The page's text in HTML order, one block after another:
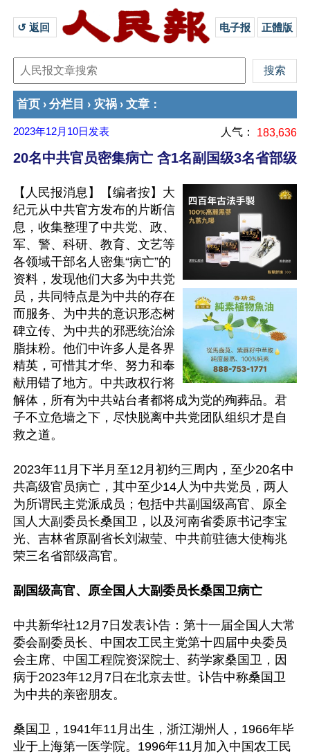
↺ 返回 电子报 正體版
首页 › 分栏目 › 灾祸 › 文章 ：
2023年12月10日 发表 人气： 183,636
20名中共官员密集病亡 含1名副国级3名省部级
【人民报消息】【编者按】大
纪元从中共官方发布的片断信
息，收集整理了中共党、政、
军、警、科研、教育、文艺等
各领域干部名人密集“病亡”的
资料，发现他们大多为中共党
员，共同特点是为中共的存在
而服务、为中共的意识形态树
碑立传、为中共的邪恶统治涂
脂抹粉。他们中许多人是各界
精英，可惜其才华、努力和奉
献用错了地方。中共政权行将
解体，所有为中共站台者都将成为党的殉葬品。君
子不立危墙之下，尽快脱离中共党团队组织才是自
救之道。
2023年11月下半月至12月初约三周内，至少20名中
共高级官员病亡，其中至少14人为中共党员，两人
为所谓民主党派成员；包括中共副国级高官、原全
国人大副委员长桑国卫，以及河南省委原书记李宝
光、吉林省原副省长刘淑莹、中共前驻德大使梅兆
荣三名省部级高官。
副国级高官、原全国人大副委员长桑国卫病亡
中共新华社12月7日发表讣告：第十一届全国人大常
委会副委员长、中国农工民主党第十四届中央委员
会主席、中国工程院资深院士、药学家桑国卫，因
病于2023年12月7日在北京去世。讣告中称桑国卫
为中共的亲密朋友。
桑国卫，1941年11月出生，浙江湖州人，1966年毕
业于上海第一医学院。1996年11月加入中国农工民